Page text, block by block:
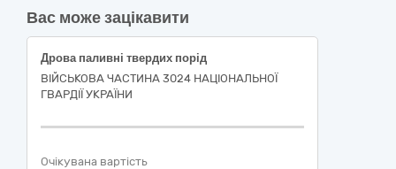
Вас може зацікавити
Дрова паливні твердих порід
ВІЙСЬКОВА ЧАСТИНА 3024 НАЦІОНАЛЬНОЇ
ГВАРДІЇ УКРАЇНИ
Очікувана вартість